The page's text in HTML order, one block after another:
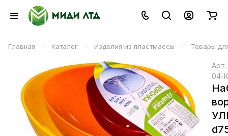
Главная – Каталог – Изделия из пластмассы – Товары
Арт.
04-